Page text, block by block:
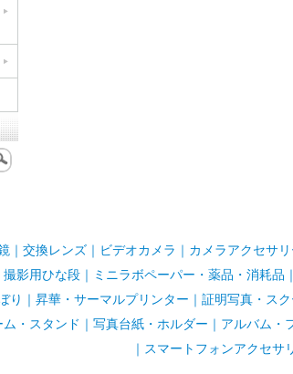
交換レンズ ビデオカメラ カメラアクセサリ
撮影用ひな段 ミニラボペーパー・薬品・消耗品
り 昇華・サーマルプリンター 証明写真・ス
・スタンド 写真台紙・ホルダー アルバム・
スマートフォンアクセサ